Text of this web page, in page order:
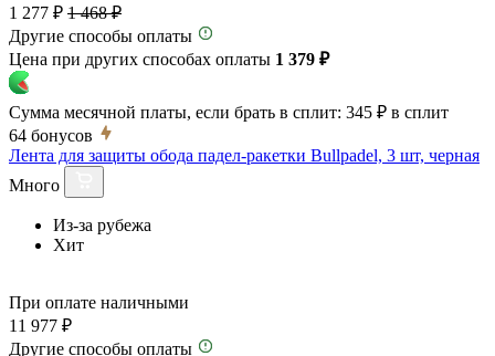
1 277 ₽ 1 468 ₽
Другие способы оплаты
Цена при других способах оплаты 1 379 ₽
Сумма месячной платы, если брать в сплит: 345 ₽ в сплит
64 бонусов
Лента для защиты обода падел-ракетки Bullpadel, 3 шт, черная
Много
Из-за рубежа
Хит
При оплате наличными
11 977 ₽
Другие способы оплаты